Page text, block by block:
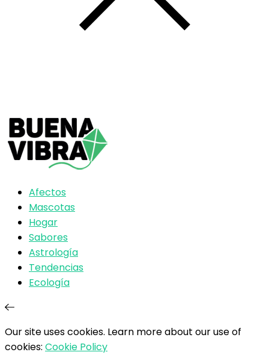
Afectos
Mascotas
Hogar
Sabores
Astrología
Tendencias
Ecología
Our site uses cookies. Learn more about our use of
cookies: Cookie Policy